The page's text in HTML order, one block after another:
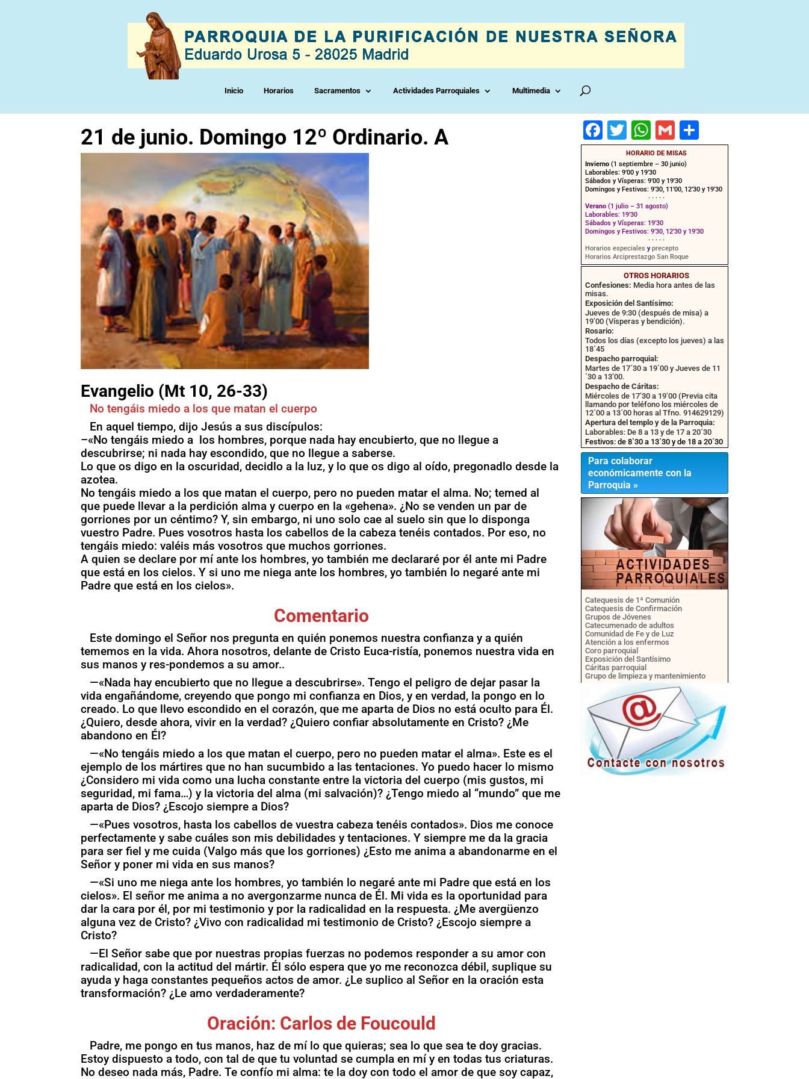
Inicio Horarios Sacramentos Actividades Parroquiales Multimedia
21 de junio. Domingo 12º Ordinario. A
Evangelio (Mt 10, 26-33)
No tengáis miedo a los que matan el cuerpo
En aquel tiempo, dijo Jesús a sus discípulos:
–«No tengáis miedo a los hombres, porque nada hay encubierto, que no llegue a
descubrirse; ni nada hay escondido, que no llegue a saberse.
Lo que os digo en la oscuridad, decidlo a la luz, y lo que os digo al oído, pregonadlo desde la
azotea.
No tengáis miedo a los que matan el cuerpo, pero no pueden matar el alma. No; temed al
que puede llevar a la perdición alma y cuerpo en la «gehena». ¿No se venden un par de
gorriones por un céntimo? Y, sin embargo, ni uno solo cae al suelo sin que lo disponga
vuestro Padre. Pues vosotros hasta los cabellos de la cabeza tenéis contados. Por eso, no
tengáis miedo: valéis más vosotros que muchos gorriones.
A quien se declare por mí ante los hombres, yo también me declararé por él ante mi Padre
que está en los cielos. Y si uno me niega ante los hombres, yo también lo negaré ante mi
Padre que está en los cielos».
Comentario
Este domingo el Señor nos pregunta en quién ponemos nuestra confianza y a quién
tememos en la vida. Ahora nosotros, delante de Cristo Euca-ristía, ponemos nuestra vida en
sus manos y res-pondemos a su amor..
—«Nada hay encubierto que no llegue a descubrirse». Tengo el peligro de dejar pasar la
vida engañándome, creyendo que pongo mi confianza en Dios, y en verdad, la pongo en lo
creado. Lo que llevo escondido en el corazón, que me aparta de Dios no está oculto para Él.
¿Quiero, desde ahora, vivir en la verdad? ¿Quiero confiar absolutamente en Cristo? ¿Me
abandono en Él?
—«No tengáis miedo a los que matan el cuerpo, pero no pueden matar el alma». Este es el
ejemplo de los mártires que no han sucumbido a las tentaciones. Yo puedo hacer lo mismo
¿Considero mi vida como una lucha constante entre la victoria del cuerpo (mis gustos, mi
seguridad, mi fama…) y la victoria del alma (mi salvación)? ¿Tengo miedo al “mundo” que me
aparta de Dios? ¿Escojo siempre a Dios?
—«Pues vosotros, hasta los cabellos de vuestra cabeza tenéis contados». Dios me conoce
perfectamente y sabe cuáles son mis debilidades y tentaciones. Y siempre me da la gracia
para ser fiel y me cuida (Valgo más que los gorriones) ¿Esto me anima a abandonarme en el
Señor y poner mi vida en sus manos?
—«Si uno me niega ante los hombres, yo también lo negaré ante mi Padre que está en los
cielos». El señor me anima a no avergonzarme nunca de Él. Mi vida es la oportunidad para
dar la cara por él, por mi testimonio y por la radicalidad en la respuesta. ¿Me avergüenzo
alguna vez de Cristo? ¿Vivo con radicalidad mi testimonio de Cristo? ¿Escojo siempre a
Cristo?
—El Señor sabe que por nuestras propias fuerzas no podemos responder a su amor con
radicalidad, con la actitud del mártir. Él sólo espera que yo me reconozca débil, suplique su
ayuda y haga constantes pequeños actos de amor. ¿Le suplico al Señor en la oración esta
transformación? ¿Le amo verdaderamente?
Oración: Carlos de Foucould
Padre, me pongo en tus manos, haz de mí lo que quieras; sea lo que sea te doy gracias.
Estoy dispuesto a todo, con tal de que tu voluntad se cumpla en mí y en todas tus criaturas.
No deseo nada más, Padre. Te confío mi alma: te la doy con todo el amor de que soy capaz,
F
a
c
e
b
o
o
k
T
wi
tt
er
W
h
at
s
A
p
p
G
m
ai
l
o
p
tir
HORARIO DE MISAS
Invierno(1 septiembre – 30 junio)
Laborables: 9’00 y 19’30
Sábados y Vísperas: 9’00 y 19’30
Domingos y Festivos: 9’30, 11’00, 12’30 y 19’30
· · · · ·
Verano(1 julio – 31 agosto)
Laborables: 19’30
Sábados y Vísperas: 19’30
Domingos y Festivos: 9’30, 12’30 y 19’30
· · · · ·
Horarios especiales yprecepto
Horarios Arciprestazgo San Roque
OTROS HORARIOS
Confesiones: Media hora antes de las
misas.
Exposición del Santísimo:
Jueves de 9:30 (después de misa) a
19’00 (Vísperas y bendición).
Rosario:
Todos los días (excepto los jueves) a las
18´45
Despacho parroquial:
Martes de 17´30 a 19´00 y Jueves de 11
´30 a 13’00.
Despacho de Cáritas:
Miércoles de 17’30 a 19’00 (Previa cita
llamando por teléfono los miércoles de
12´00 a 13´00 horas al Tfno. 914629129)
Apertura del templo y de la Parroquia:
Laborables: De 8 a 13 y de 17 a 20´30
Festivos: de 8`30 a 13´30 y de 18 a 20´30
Para colaborar
económicamente con la
Parroquia »
Catequesis de 1ª Comunión
Catequesis de Confirmación
Grupos de Jóvenes
Catecumenado de adultos
Comunidad de Fe y de Luz
Atención a los enfermos
Coro parroquial
Exposición del Santísimo
Cáritas parroquial
Grupo de limpieza y mantenimiento